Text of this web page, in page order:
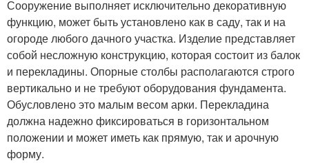
Сооружение выполняет исключительно декоративную
функцию, может быть установлено как в саду, так и на
огороде любого дачного участка. Изделие представляет
собой несложную конструкцию, которая состоит из балок
и перекладины. Опорные столбы располагаются строго
вертикально и не требуют оборудования фундамента.
Обусловлено это малым весом арки. Перекладина
должна надежно фиксироваться в горизонтальном
положении и может иметь как прямую, так и арочную
форму.